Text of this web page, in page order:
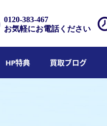
0120-383-467
お気軽にお電話ください
HP特典 買取ブログ